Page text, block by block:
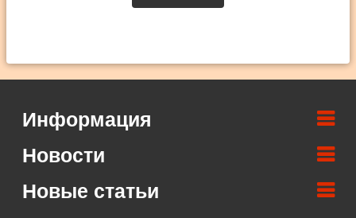
Информация
Новости
Новые статьи